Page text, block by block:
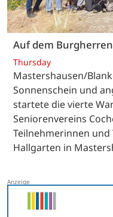
Auf dem
Thursday
Mastershausen/
Sonnenschein und
startete die vierte
Seniorenvereins
Teilnehmerinnen
Hallgarten in